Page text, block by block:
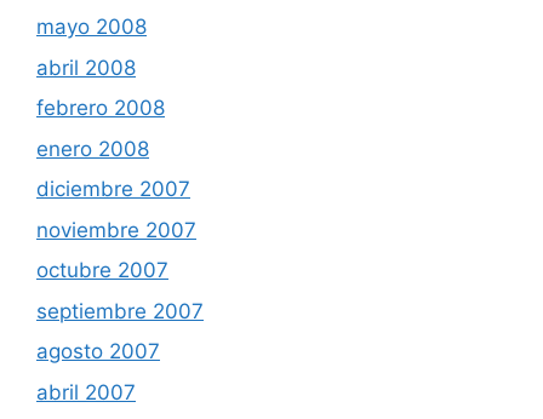
mayo 2008
abril 2008
febrero 2008
enero 2008
diciembre 2007
noviembre 2007
octubre 2007
septiembre 2007
agosto 2007
abril 2007